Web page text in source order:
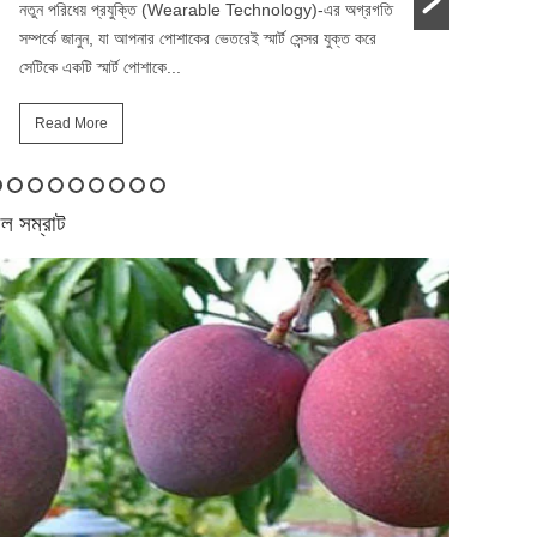
ওমেগা-৩-এ ভরপুর দেশি খাবার নিয়মিত খাদ্যতালিকায়
ভালো থাকে, মস্তিষ্কের কার্যক্ষমতা বাড়ে, প্রদাহ কমে এবং
সম্রাট